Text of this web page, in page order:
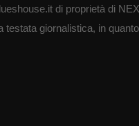
di proprietà di
testata giornalistica, in